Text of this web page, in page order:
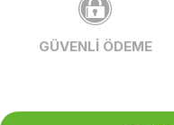
GÜVENLİ ÖDEME